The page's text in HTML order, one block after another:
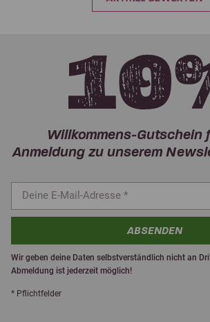
Willkommens-Gutschein
Anmeldung zu unserem
ABSENDEN
Wir geben deine Daten selbstverständlich nicht an
Abmeldung ist jederzeit möglich!
* Pflichtfelder